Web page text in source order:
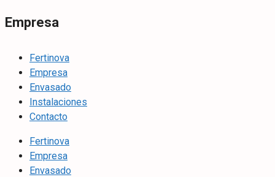
Empresa
Fertinova
Empresa
Envasado
Instalaciones
Contacto
Fertinova
Empresa
Envasado